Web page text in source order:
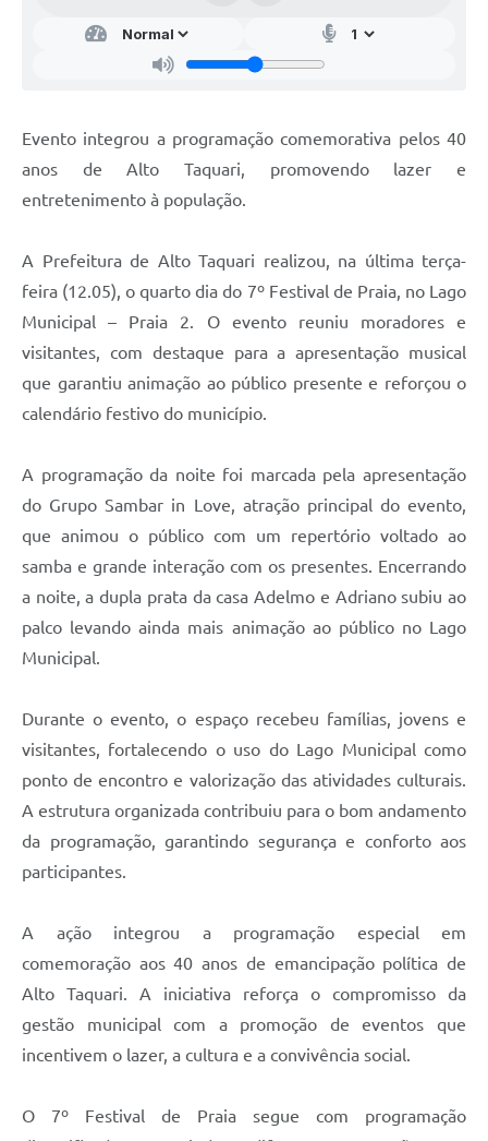
Evento integrou a programação comemorativa pelos 40
anos de Alto Taquari, promovendo lazer e
entretenimento à população.
A Prefeitura de Alto Taquari realizou, na última terça-
feira (12.05), o quarto dia do 7º Festival de Praia, no Lago
Municipal – Praia 2. O evento reuniu moradores e
visitantes, com destaque para a apresentação musical
que garantiu animação ao público presente e reforçou o
calendário festivo do município.
A programação da noite foi marcada pela apresentação
do Grupo Sambar in Love, atração principal do evento,
que animou o público com um repertório voltado ao
samba e grande interação com os presentes. Encerrando
a noite, a dupla prata da casa Adelmo e Adriano subiu ao
palco levando ainda mais animação ao público no Lago
Municipal.
Durante o evento, o espaço recebeu famílias, jovens e
visitantes, fortalecendo o uso do Lago Municipal como
ponto de encontro e valorização das atividades culturais.
A estrutura organizada contribuiu para o bom andamento
da programação, garantindo segurança e conforto aos
participantes.
A ação integrou a programação especial em
comemoração aos 40 anos de emancipação política de
Alto Taquari. A iniciativa reforça o compromisso da
gestão municipal com a promoção de eventos que
incentivem o lazer, a cultura e a convivência social.
O 7º Festival de Praia segue com programação